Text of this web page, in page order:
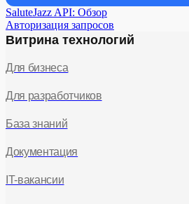
SaluteJazz API: Обзор
Авторизация запросов
Витрина технологий
Для бизнеса
Для разработчиков
База знаний
Документация
IT-вакансии